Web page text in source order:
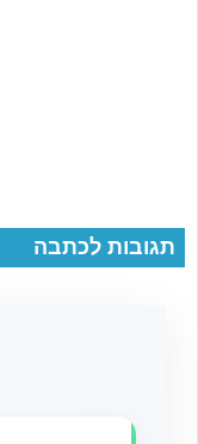
תגובות לכתבה